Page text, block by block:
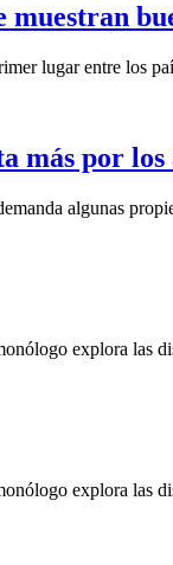
muestran
lugar entre los
más por
algunas
explora las
explora las